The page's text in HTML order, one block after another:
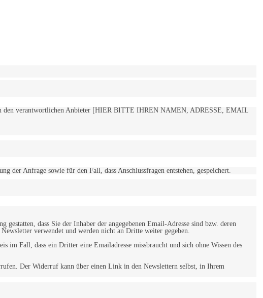
den verantwortlichen Anbieter [HIER BITTE IHREN NAMEN, ADRESSE, EMAIL
der Anfrage sowie für den Fall, dass Anschlussfragen entstehen, gespeichert.
dass Sie der Inhaber der angegebenen Email-Adresse sind bzw. deren
verwendet und werden nicht an Dritte weiter gegeben.
Fall, dass ein Dritter eine Emailadresse missbraucht und sich ohne Wissen des
Der Widerruf kann über einen Link in den Newslettern selbst, in Ihrem